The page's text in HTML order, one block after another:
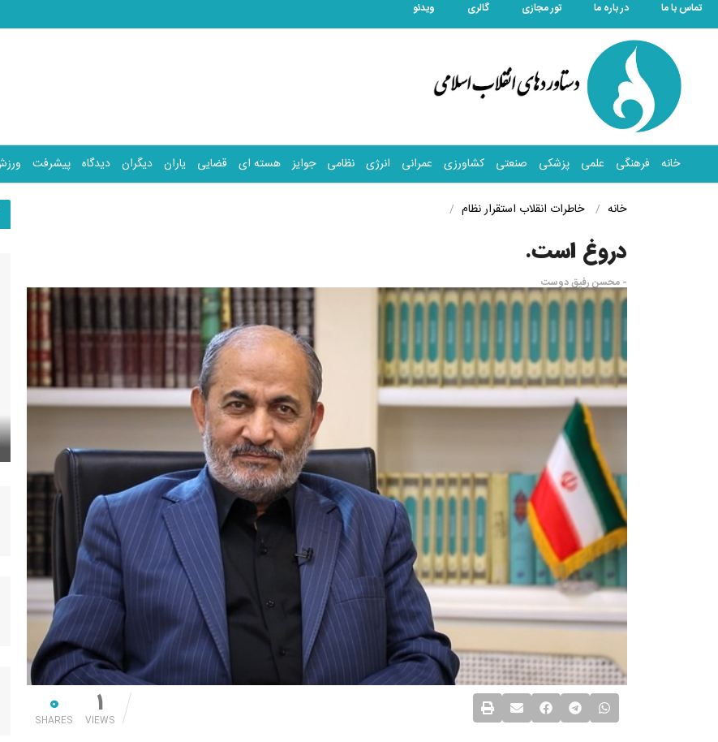
تماس با ما در باره ما تور مجازی گالری ویدئو
خانه فرهنگی علمی پزشکی صنعتی کشاورزی عمرانی انرژی نظامی جوایز هسته ای قضایی یاران دیگران دیدگاه پیشرفت
خانه خاطرات انقلاب استقرار نظام
دروغ است.
- محسن رفیق دوست
0
SHARES
1
VIEWS